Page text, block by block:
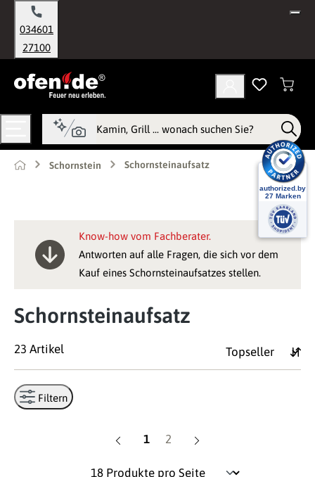
springen
034601
27100
Schornstein Schornsteinaufsatz
Know-how vom Fachberater.
Antworten auf alle Fragen, die sich vor dem
Kauf eines Schornsteinaufsatzes stellen.
Schornsteinaufsatz
23 Artikel
Filtern
Seite
1 Seite
2